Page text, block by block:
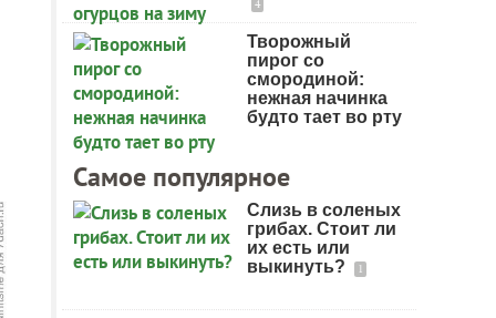
4
Творожный
пирог со
смородиной:
нежная начинка
будто тает во рту
Самое популярное
Слизь в соленых
грибах. Стоит ли
их есть или
выкинуть?
1